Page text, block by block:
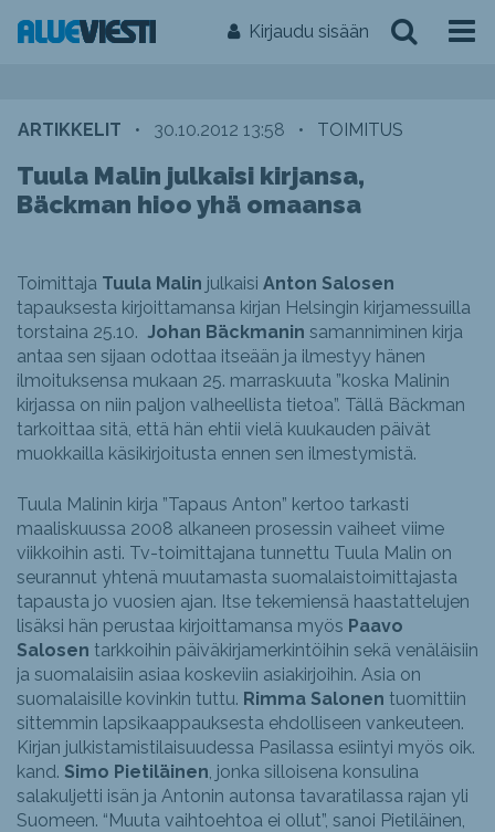
Kirjaudu sisään
ARTIKKELIT • 30.10.2012 13:58 • TOIMITUS
Tuula Malin julkaisi kirjansa,
Bäckman hioo yhä omaansa
Toimittaja Tuula Malin julkaisi Anton Salosen
tapauksesta kirjoittamansa kirjan Helsingin kirjamessuilla
torstaina 25.10. Johan Bäckmanin samanniminen kirja
antaa sen sijaan odottaa itseään ja ilmestyy hänen
ilmoituksensa mukaan 25. marraskuuta ”koska Malinin
kirjassa on niin paljon valheellista tietoa”. Tällä Bäckman
tarkoittaa sitä, että hän ehtii vielä kuukauden päivät
muokkailla käsikirjoitusta ennen sen ilmestymistä.
Tuula Malinin kirja ”Tapaus Anton” kertoo tarkasti
maaliskuussa 2008 alkaneen prosessin vaiheet viime
viikkoihin asti. Tv-toimittajana tunnettu Tuula Malin on
seurannut yhtenä muutamasta suomalaistoimittajasta
tapausta jo vuosien ajan. Itse tekemiensä haastattelujen
lisäksi hän perustaa kirjoittamansa myös Paavo
Salosen tarkkoihin päiväkirjamerkintöihin sekä venäläisiin
ja suomalaisiin asiaa koskeviin asiakirjoihin. Asia on
suomalaisille kovinkin tuttu. Rimma Salonen tuomittiin
sittemmin lapsikaappauksesta ehdolliseen vankeuteen.
Kirjan julkistamistilaisuudessa Pasilassa esiintyi myös oik.
kand. Simo Pietiläinen, jonka silloisena konsulina
salakuljetti isän ja Antonin autonsa tavaratilassa rajan yli
Suomeen. “Muuta vaihtoehtoa ei ollut”, sanoi Pietiläinen,